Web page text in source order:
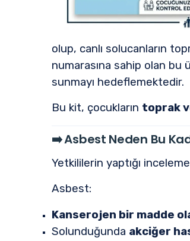
olup, canlı solucanların
numarasına sahip olan bu
sunmayı hedeflemektedir.
Bu kit, çocukların toprak
➡️Asbest Neden Bu
Yetkililerin yaptığı
Asbest:
Kanserojen bir madde
Solunduğunda akciğer